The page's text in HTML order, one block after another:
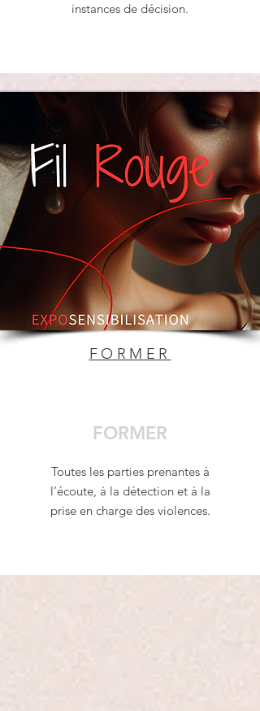
instances de décision.
FORMER
FORMER
Toutes les parties prenantes à
l’écoute, à la détection et à la
prise en charge des violences.